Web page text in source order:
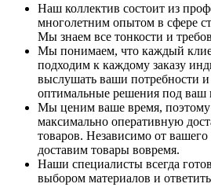
Наш коллектив состоит из
многолетним опытом в сфере
Мы знаем все тонкости и
Мы понимаем, что каждый
подходим к каждому заказу
выслушать ваши потребности
оптимальные решения под ваш
Мы ценим ваше время, поэтому
максимально оперативную
товаров. Независимо от
доставим товары вовремя.
Наши специалисты всегда
выбором материалов и